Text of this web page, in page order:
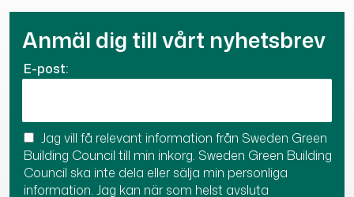
Anmäl dig till vårt nyhetsbrev
E-post:
Jag vill få relevant information från Sweden Green
Building Council till min inkorg. Sweden Green Building
Council ska inte dela eller sälja min personliga
information. Jag kan när som helst avsluta